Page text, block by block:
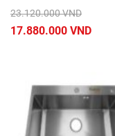
23.120.000 VND
17.880.000 VND